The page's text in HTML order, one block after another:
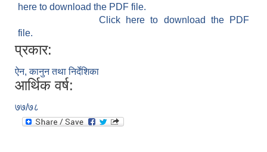
here to download the PDF file.
Click here to download the PDF
file.
प्रकार:
ऐन, कानुन तथा निर्देशिका
आर्थिक वर्ष:
७७/७८